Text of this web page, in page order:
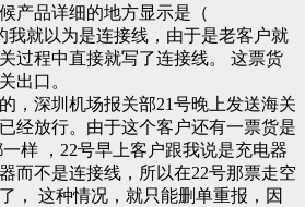
产品详细的地方显示是（
我就以为是连接线，由于是老客户就
过程中直接就写了连接线。 这票货
出口。
，深圳机场报关部21号晚上发送海关
经放行。由于这个客户还有一票货是
样 ，22号早上客户跟我说是充电器
而不是连接线，所以在22号那票走空
， 这种情况，就只能删单重报，因